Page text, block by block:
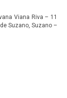
Viana Riva – 11
Suzano, Suzano –